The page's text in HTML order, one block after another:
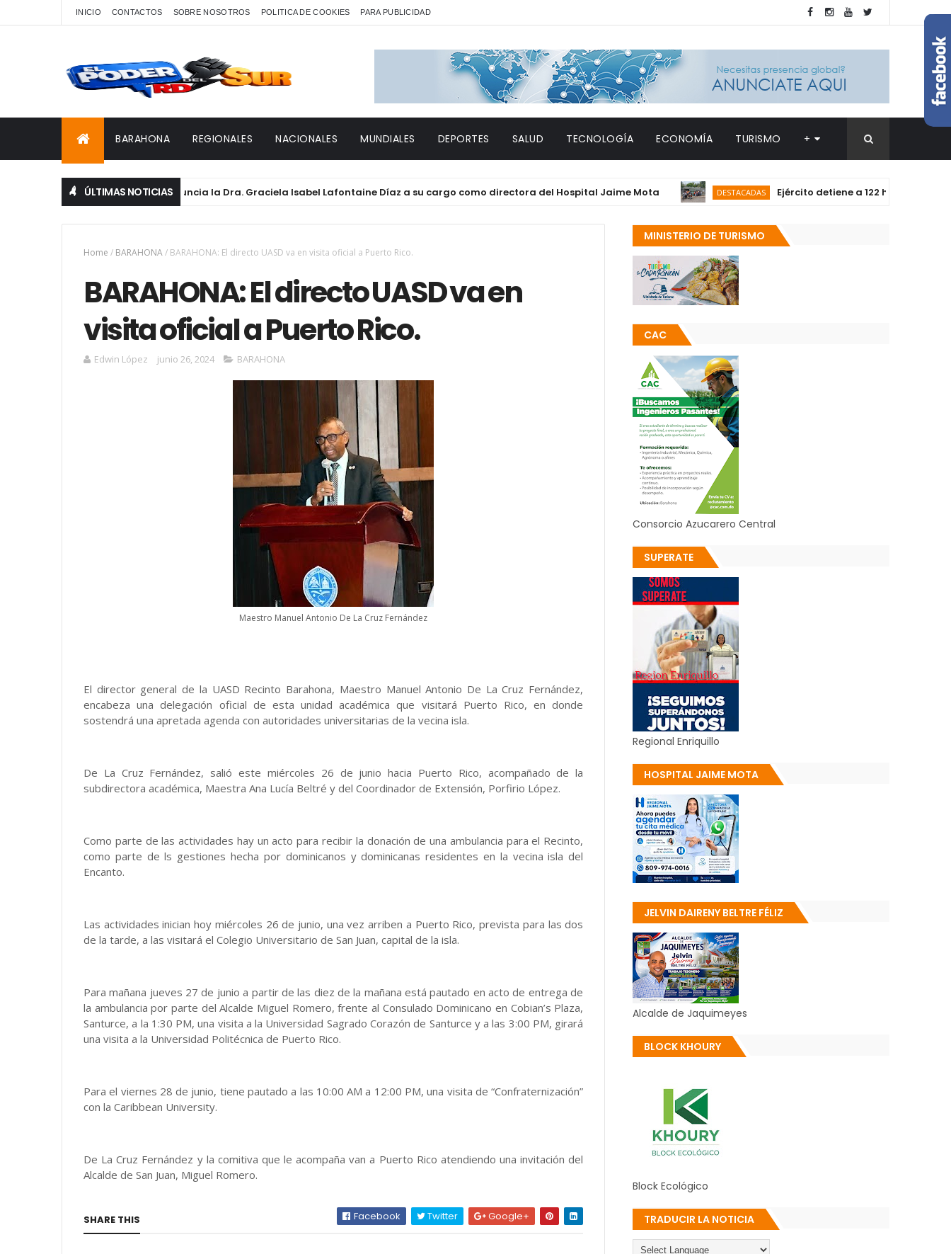
INICIO CONTACTOS SOBRE NOSOTROS POLITICA DE COOKIES PARA PUBLICIDAD
BARAHONA REGIONALES NACIONALES MUNDIALES DEPORTES SALUD TECNOLOGÍA ECONOMÍA TURISMO +
ÚLTIMAS NOTICIAS
DESTACADAS Renuncia la Dra. Graciela Isabel Lafontaine Díaz a su cargo como directora del Hospital Jaime Mota DESTACADAS Ejército detiene a 122 haitianos en
Home / BARAHONA/ BARAHONA: El directo UASD va en visita oficial a Puerto Rico.
BARAHONA: El directo UASD va en
visita oficial a Puerto Rico.
Edwin López junio 26, 2024 BARAHONA
Maestro Manuel Antonio De La Cruz Fernández
El director general de la UASD Recinto Barahona, Maestro Manuel Antonio De La Cruz Fernández,
encabeza una delegación oficial de esta unidad académica que visitará Puerto Rico, en donde
sostendrá una apretada agenda con autoridades universitarias de la vecina isla.
De La Cruz Fernández, salió este miércoles 26 de junio hacia Puerto Rico, acompañado de la
subdirectora académica, Maestra Ana Lucía Beltré y del Coordinador de Extensión, Porfirio López.
Como parte de las actividades hay un acto para recibir la donación de una ambulancia para el Recinto,
como parte de ls gestiones hecha por dominicanos y dominicanas residentes en la vecina isla del
Encanto.
Las actividades inician hoy miércoles 26 de junio, una vez arriben a Puerto Rico, prevista para las dos
de la tarde, a las visitará el Colegio Universitario de San Juan, capital de la isla.
Para mañana jueves 27 de junio a partir de las diez de la mañana está pautado en acto de entrega de
la ambulancia por parte del Alcalde Miguel Romero, frente al Consulado Dominicano en Cobian’s Plaza,
Santurce, a la 1:30 PM, una visita a la Universidad Sagrado Corazón de Santurce y a las 3:00 PM, girará
una visita a la Universidad Politécnica de Puerto Rico.
Para el viernes 28 de junio, tiene pautado a las 10:00 AM a 12:00 PM, una visita de “Confraternización”
con la Caribbean University.
De La Cruz Fernández y la comitiva que le acompaña van a Puerto Rico atendiendo una invitación del
Alcalde de San Juan, Miguel Romero.
SHARE THIS Facebook Twitter Google+
MINISTERIO DE TURISMO
CAC
Consorcio Azucarero Central
SUPERATE
Regional Enriquillo
HOSPITAL JAIME MOTA
JELVIN DAIRENY BELTRE FÉLIZ
Alcalde de Jaquimeyes
BLOCK KHOURY
Block Ecológico
TRADUCIR LA NOTICIA